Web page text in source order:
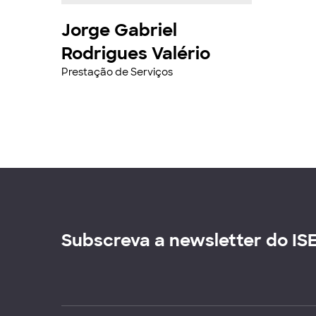
Jorge Gabriel
Rodrigues Valério
Prestação de Serviços
Subscreva a newsletter do